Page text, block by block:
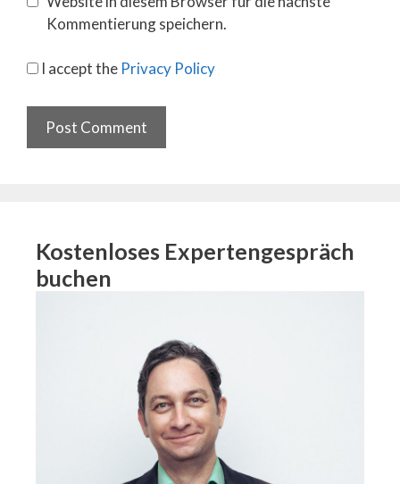
Kommentierung speichern.
I accept the Privacy Policy
Kostenloses Expertengespräch
buchen